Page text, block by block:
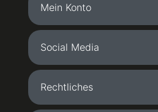
Mein Konto
Social Media
Rechtliches